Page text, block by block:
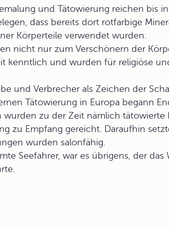
und Tätowierung reichen bis
dass bereits dort rotfarbige
Körperteile verwendet wurden.
nicht nur zum Verschönern der
kenntlich und wurden für religiöse
und Verbrecher als Zeichen der
Tätowierung in Europa begann
zu der Zeit nämlich tätowierte
zu Empfang gereicht. Daraufhin
wurden salonfähig.
Seefahrer, war es übrigens, der das